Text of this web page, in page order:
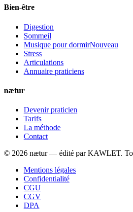
Bien-être
Digestion
Sommeil
Musique pour dormirNouveau
Stress
Articulations
Annuaire praticiens
nætur
Devenir praticien
Tarifs
La méthode
Contact
© 2026 nætur — édité par KAWLET.
Mentions légales
Confidentialité
CGU
CGV
DPA